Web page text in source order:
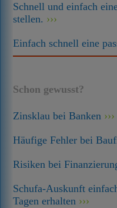
Schnell und einfach
stellen.
Einfach schnell eine
Schon gewusst?
Zinsklau bei Banken
Häufige Fehler bei
Risiken bei
Schufa-Auskunft
Tagen erhalten